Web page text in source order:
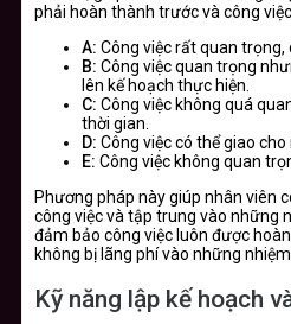
phải hoàn thành trước và công
A: Công việc rất quan
B: Công việc quan trọng
lên kế hoạch thực hiện.
C: Công việc không quá
thời gian.
D: Công việc có thể giao
E: Công việc không quan
Phương pháp này giúp nhân viên
công việc và tập trung vào những
đảm bảo công việc luôn được
không bị lãng phí vào những
Kỹ năng lập kế hoạch